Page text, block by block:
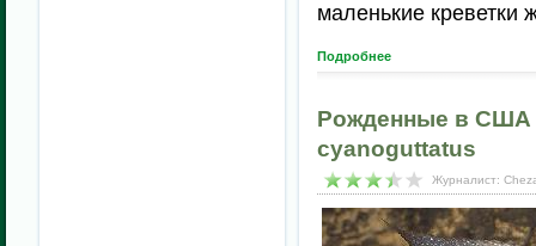
маленькие креветки
Подробнее
Рожденные в США
cyanoguttatus
Журналист: